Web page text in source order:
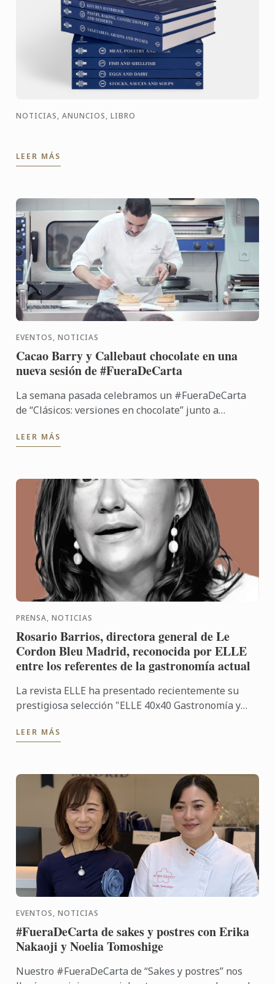
NOTICIAS, ANUNCIOS, LIBRO
LEER MÁS
EVENTOS, NOTICIAS
Cacao Barry y Callebaut chocolate en una
nueva sesión de #FueraDeCarta
La semana pasada celebramos un #FueraDeCarta
de “Clásicos: versiones en chocolate” junto a
chef José María ...
LEER MÁS
PRENSA, NOTICIAS
Rosario Barrios, directora general de Le
Cordon Bleu Madrid, reconocida por ELLE
entre los referentes de la gastronomía actual
La revista ELLE ha presentado recientemente su
prestigiosa selección "ELLE 40x40 Gastronomía y
con Renault, ...
LEER MÁS
EVENTOS, NOTICIAS
#FueraDeCarta de sakes y postres con Erika
Nakaoji y Noelia Tomoshige
Nuestro #FueraDeCarta de “Sakes y postres” nos